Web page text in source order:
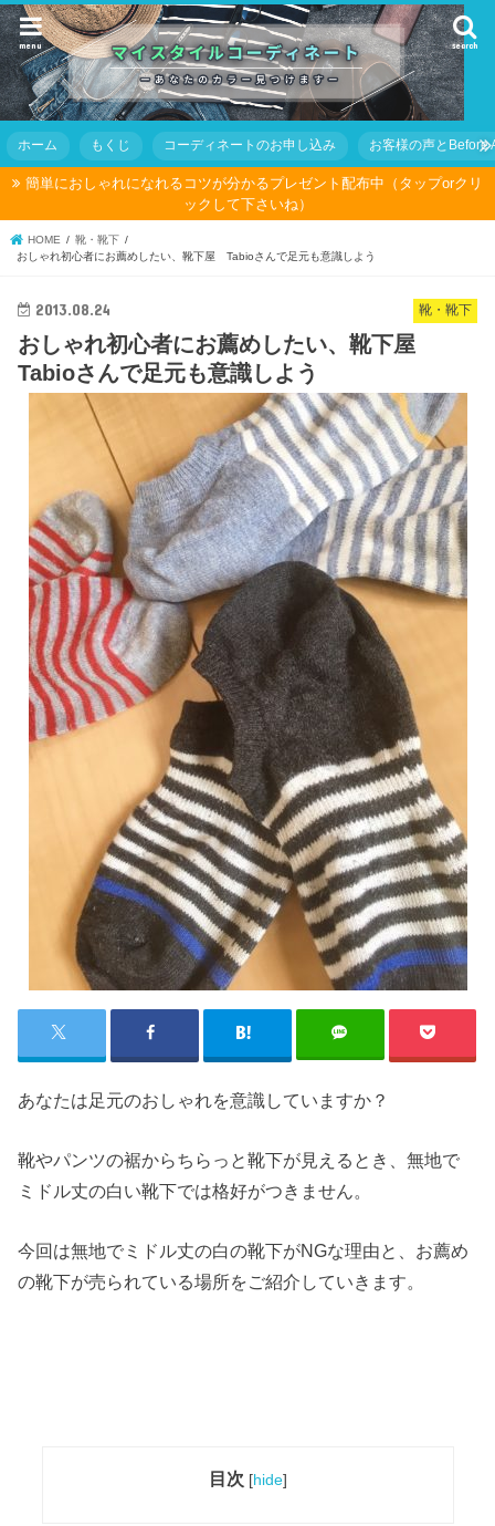
search
menu
ホーム もくじ コーディネートのお申し込み お客様の声とBefore
簡単におしゃれになれるコツが分かるプレゼント配布中（タップorクリ
ックして下さいね）
HOME
靴・靴下
おしゃれ初心者にお薦めしたい、靴下屋 Tabioさんで足元も意識しよう
靴・靴下
2013.08.24
おしゃれ初心者にお薦めしたい、靴下屋
Tabioさんで足元も意識しよう
あなたは足元のおしゃれを意識していますか？
靴やパンツの裾からちらっと靴下が見えるとき、無地で
ミドル丈の白い靴下では格好がつきません。
今回は無地でミドル丈の白の靴下がNGな理由と、お薦め
の靴下が売られている場所をご紹介していきます。
目次 [hide]